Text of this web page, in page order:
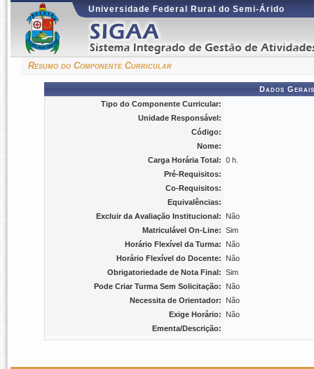
Universidade Federal Rural do Semi-Árido
Resumo do Componente Curricular
Dados
Tipo do Componente Curricular:
Unidade Responsável:
Código:
Nome:
Carga Horária Total: 0 h.
Pré-Requisitos:
Co-Requisitos:
Equivalências:
Excluir da Avaliação Institucional:
Não
Matriculável On-Line: Sim
Horário Flexível da Turma:
Não
Horário Flexível do Docente:
Não
Obrigatoriedade de Nota Final: Sim
Pode Criar Turma Sem Solicitação:
Não
Necessita de Orientador:
Não
Exige Horário:
Não
Ementa/Descrição: